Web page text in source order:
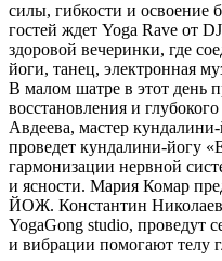
силы, гибкости и освоение
гостей ждет Yoga Rave от
здоровой вечеринки, где
йоги, танец, электронная
В малом шатре в этот день
восстановления и
Авдеева, мастер
проведет кундалини-йогу
гармонизации нервной
и ясности. Мария Комар
ЙОЖ. Константин
YogaGong studio, проведут
и вибрации помогают телу